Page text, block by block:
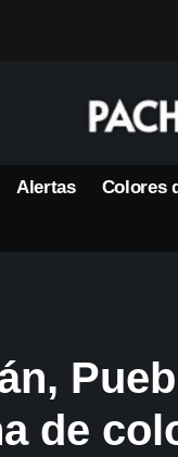
Alertas Colores
de